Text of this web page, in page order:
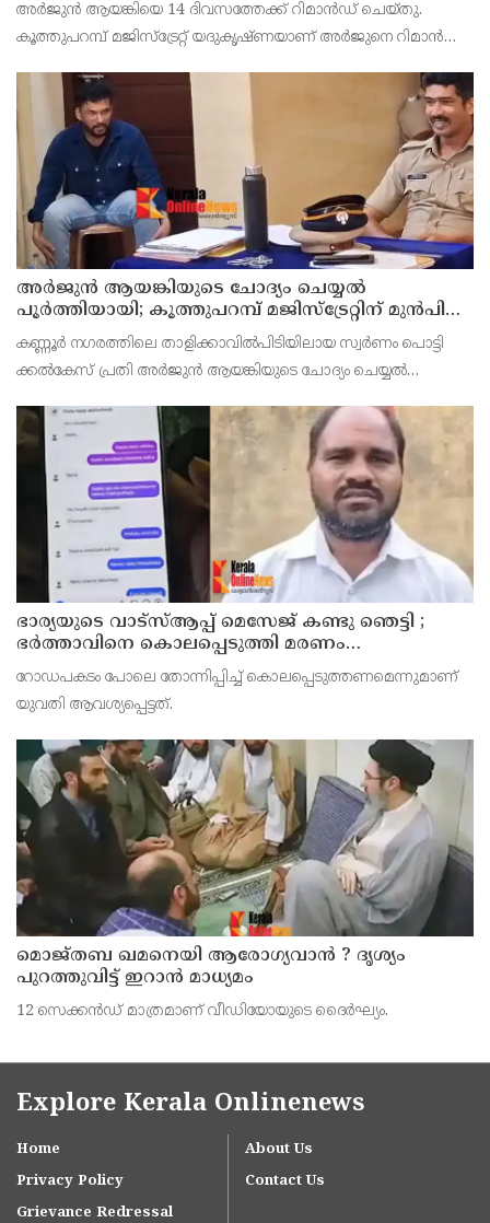
അർജുൻ ആയങ്കിയെ 14 ദിവസത്തേക്ക് റിമാൻഡ് ചെയ്തു.
കൂത്തുപറമ്പ് മജിസ്ട്രേറ്റ് യദുകൃഷ്ണയാണ് അർജുനെ റിമാൻഡ്
ഭീഷണിപ്പെടുത്തിയെന്നാരോപിച്ച് ‌
അര്‍ജുന്‍ ആയങ്കിയുടെ ചോദ്യം ചെയ്യല്‍
പൂര്‍ത്തിയായി; കൂത്തുപറമ്പ് മജിസ്ട്രേറ്റിന് മുൻപില്‍
ഹാജരാക്കും
കണ്ണൂർ നഗരത്തിലെ താളിക്കാവിൽപിടിയിലായ സ്വർണം പൊട്ടി
ക്കൽകേസ് പ്രതി അര്‍ജുന്‍ ആയങ്കിയുടെ ചോദ്യം ചെയ്യല്‍
ഭാര്യയുടെ വാട്സ്ആപ്പ് മെസേജ് കണ്ടു ഞെട്ടി ;
ഭര്‍ത്താവിനെ കൊലപ്പെടുത്തി മരണം
റോഡപകടമാക്കി മാറ്റാന്‍ കാമുകനുമായി
പദ്ധതിയിട്ട യുവതിയും സുഹൃത്തും ഒളിവില്‍
റോഡപകടം പോലെ തോന്നിപ്പിച്ച് കൊലപ്പെടുത്തണമെന്നുമാണ്
യുവതി ആവശ്യപ്പെട്ടത്.
മൊജ്തബ ഖമനെയി ആരോഗ്യവാന്‍ ? ദൃശ്യം
പുറത്തുവിട്ട് ഇറാന്‍ മാധ്യമം
12 സെക്കന്‍ഡ് മാത്രമാണ് വീഡിയോയുടെ ദൈര്‍ഘ്യം.
Explore Kerala Onlinenews
Home
About Us
Privacy Policy
Contact Us
Grievance Redressal